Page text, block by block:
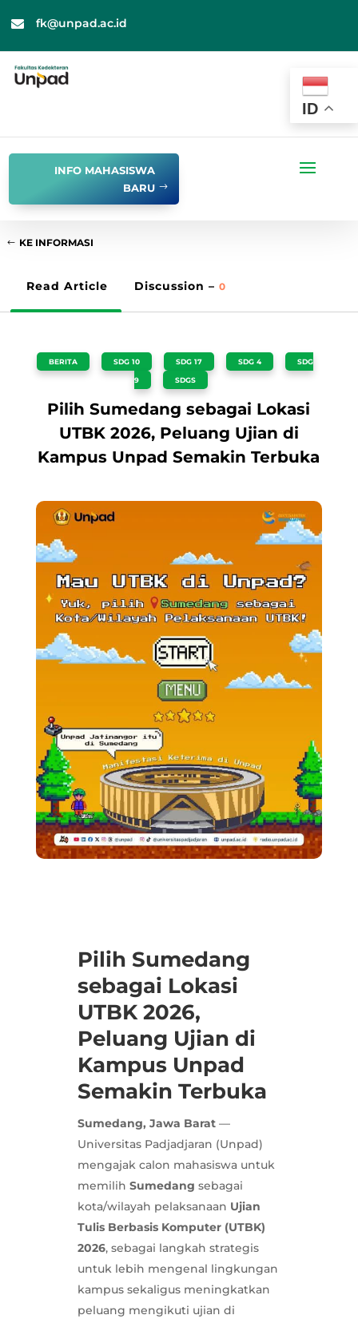
 fk@unpad.ac.id
ID
INFO MAHASISWA
BARU
KE INFORMASI
Read Article Discussion – 0
BERITA SDG 10 SDG 17 SDG 4 SDG
9 SDGS
Pilih Sumedang sebagai Lokasi
UTBK 2026, Peluang Ujian di
Kampus Unpad Semakin Terbuka
Pilih Sumedang
sebagai Lokasi
UTBK 2026,
Peluang Ujian di
Kampus Unpad
Semakin Terbuka
Sumedang, Jawa Barat—
Universitas Padjadjaran (Unpad)
mengajak calon mahasiswa untuk
memilih Sumedang sebagai
kota/wilayah pelaksanaan Ujian
Tulis Berbasis Komputer (UTBK)
2026, sebagai langkah strategis
untuk lebih mengenal lingkungan
kampus sekaligus meningkatkan
peluang mengikuti ujian di